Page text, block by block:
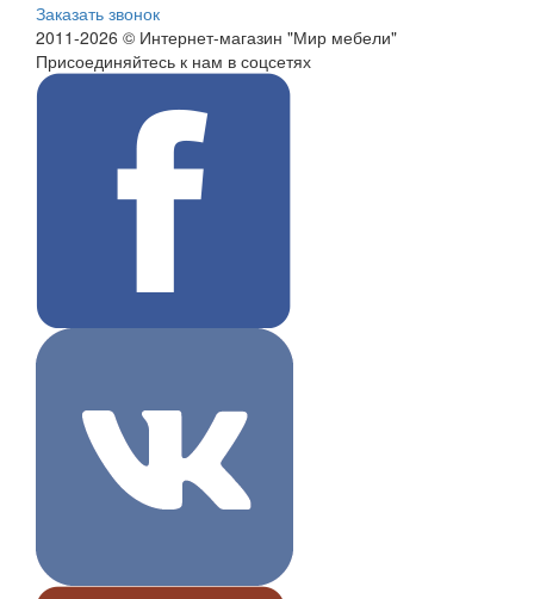
Заказать звонок
2011-2026 © Интернет-магазин "Мир мебели"
Присоединяйтесь к нам в соцсетях